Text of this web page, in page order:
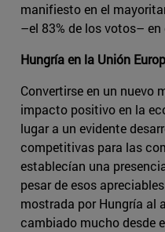
manifiesto en el
–el 83% de los votos–
Hungría en la Unión
Convertirse en un nuevo
impacto positivo en la
lugar a un evidente
competitivas para las
establecían una
pesar de esos
mostrada por Hungría al
cambiado mucho desde